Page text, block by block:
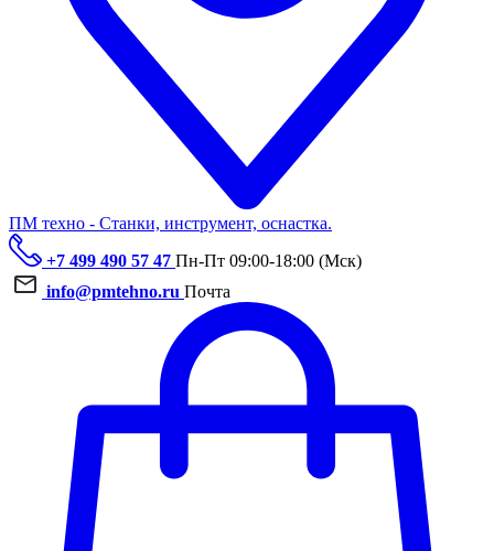
ПМ техно - Станки, инструмент, оснастка.
+7 499 490 57 47 Пн-Пт 09:00-18:00 (Мск)
info@pmtehno.ru Почта